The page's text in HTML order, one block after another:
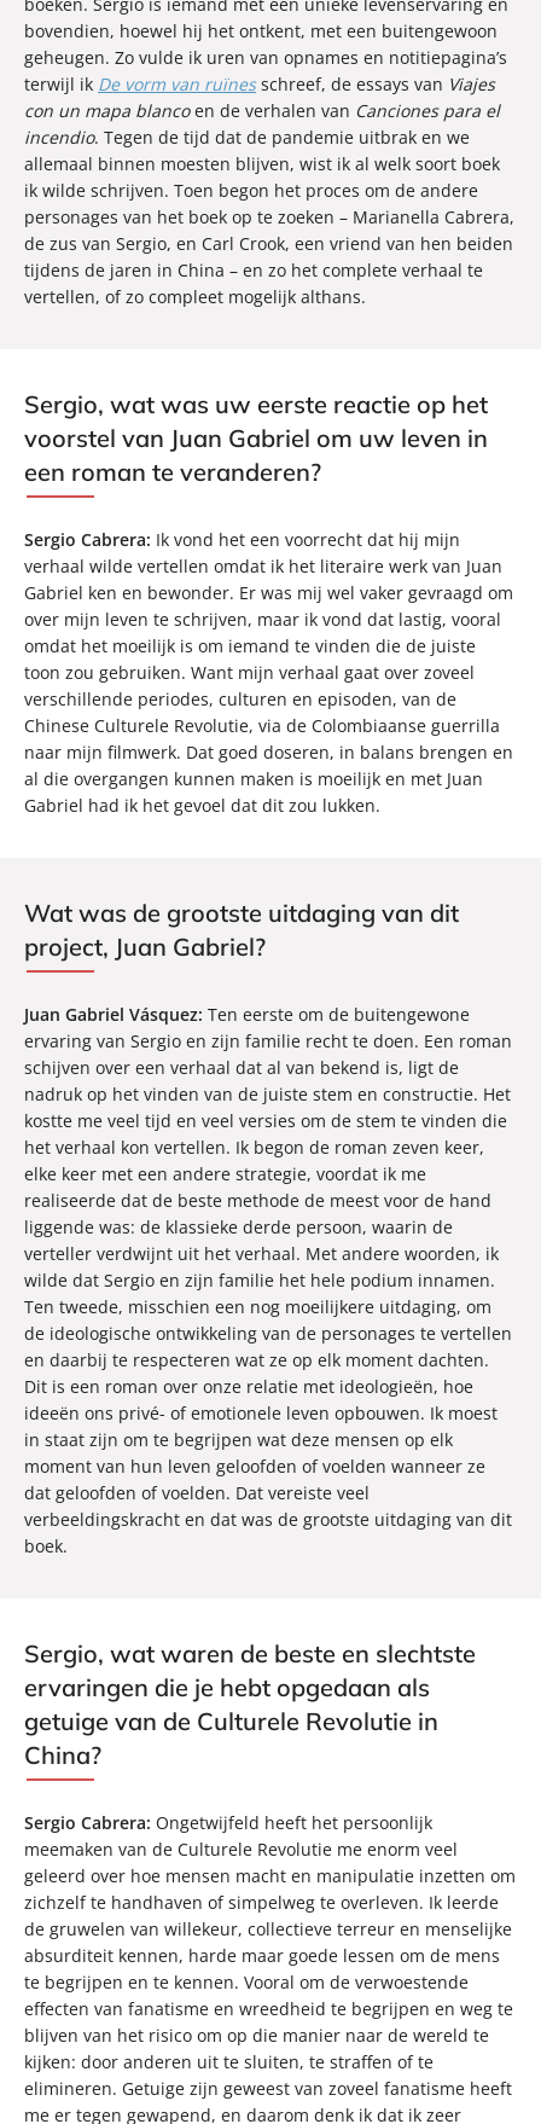
bovendien, hoewel hij het ontkent, met een buitengewoon
geheugen. Zo vulde ik uren van opnames en notitiepagina’s
terwijl ik De vorm van ruïnesschreef, de essays van Viajes
con un mapa blancoen de verhalen van Canciones para el
incendio. Tegen de tijd dat de pandemie uitbrak en we
allemaal binnen moesten blijven, wist ik al welk soort boek
ik wilde schrijven. Toen begon het proces om de andere
personages van het boek op te zoeken – Marianella Cabrera,
de zus van Sergio, en Carl Crook, een vriend van hen beiden
tijdens de jaren in China – en zo het complete verhaal te
vertellen, of zo compleet mogelijk althans.
Sergio, wat was uw eerste reactie op het
voorstel van Juan Gabriel om uw leven in
een roman te veranderen?
Sergio Cabrera: Ik vond het een voorrecht dat hij mijn
verhaal wilde vertellen omdat ik het literaire werk van Juan
Gabriel ken en bewonder. Er was mij wel vaker gevraagd om
over mijn leven te schrijven, maar ik vond dat lastig, vooral
omdat het moeilijk is om iemand te vinden die de juiste
toon zou gebruiken. Want mijn verhaal gaat over zoveel
verschillende periodes, culturen en episoden, van de
Chinese Culturele Revolutie, via de Colombiaanse guerrilla
naar mijn filmwerk. Dat goed doseren, in balans brengen en
al die overgangen kunnen maken is moeilijk en met Juan
Gabriel had ik het gevoel dat dit zou lukken.
Wat was de grootste uitdaging van dit
project, Juan Gabriel?
Juan Gabriel Vásquez: Ten eerste om de buitengewone
ervaring van Sergio en zijn familie recht te doen. Een roman
schijven over een verhaal dat al van bekend is, ligt de
nadruk op het vinden van de juiste stem en constructie. Het
kostte me veel tijd en veel versies om de stem te vinden die
het verhaal kon vertellen. Ik begon de roman zeven keer,
elke keer met een andere strategie, voordat ik me
realiseerde dat de beste methode de meest voor de hand
liggende was: de klassieke derde persoon, waarin de
verteller verdwijnt uit het verhaal. Met andere woorden, ik
wilde dat Sergio en zijn familie het hele podium innamen.
Ten tweede, misschien een nog moeilijkere uitdaging, om
de ideologische ontwikkeling van de personages te vertellen
en daarbij te respecteren wat ze op elk moment dachten.
Dit is een roman over onze relatie met ideologieën, hoe
ideeën ons privé- of emotionele leven opbouwen. Ik moest
in staat zijn om te begrijpen wat deze mensen op elk
moment van hun leven geloofden of voelden wanneer ze
dat geloofden of voelden. Dat vereiste veel
verbeeldingskracht en dat was de grootste uitdaging van dit
boek.
Sergio, wat waren de beste en slechtste
ervaringen die je hebt opgedaan als
getuige van de Culturele Revolutie in
China?
Sergio Cabrera: Ongetwijfeld heeft het persoonlijk
meemaken van de Culturele Revolutie me enorm veel
geleerd over hoe mensen macht en manipulatie inzetten om
zichzelf te handhaven of simpelweg te overleven. Ik leerde
de gruwelen van willekeur, collectieve terreur en menselijke
absurditeit kennen, harde maar goede lessen om de mens
te begrijpen en te kennen. Vooral om de verwoestende
effecten van fanatisme en wreedheid te begrijpen en weg te
blijven van het risico om op die manier naar de wereld te
kijken: door anderen uit te sluiten, te straffen of te
elimineren. Getuige zijn geweest van zoveel fanatisme heeft
me er tegen gewapend, en daarom denk ik dat ik zeer